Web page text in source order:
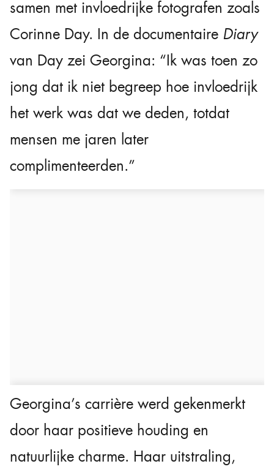
samen met invloedrijke fotografen zoals
Corinne Day. In de documentaire Diary
van Day zei Georgina: “Ik was toen zo
jong dat ik niet begreep hoe invloedrijk
het werk was dat we deden, totdat
mensen me jaren later
complimenteerden.”
Georgina’s carrière werd gekenmerkt
door haar positieve houding en
natuurlijke charme. Haar uitstraling,